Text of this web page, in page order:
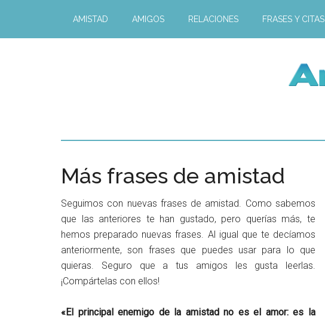
AMISTAD AMIGOS RELACIONES FRASES Y CITAS
Más frases de amistad
Seguimos con nuevas frases de amistad. Como sabemos
que las anteriores te han gustado, pero querías más, te
hemos preparado nuevas frases. Al igual que te decíamos
anteriormente, son frases que puedes usar para lo que
quieras. Seguro que a tus amigos les gusta leerlas.
¡Compártelas con ellos!
«El principal enemigo de la amistad no es el amor: es la